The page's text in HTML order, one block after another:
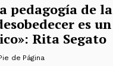
pedagogía de la
es un
Rita Segato
de Página